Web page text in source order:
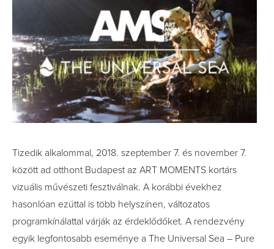
Tizedik alkalommal, 2018. szeptember 7. és november 7.
között ad otthont Budapest az ART MOMENTS kortárs
vizuális művészeti fesztiválnak. A korábbi évekhez
hasonlóan ezúttal is több helyszínen, változatos
programkínálattal várják az érdeklődőket. A rendezvény
egyik legfontosabb eseménye a The Universal Sea – Pure